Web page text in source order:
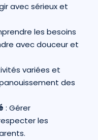
avec sérieux et
les besoins
avec douceur et
variées et
des
: Gérer
les